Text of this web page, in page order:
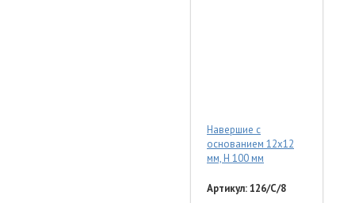
Навершие с
основанием 12х12
мм, Н 100 мм
Артикул: 126/C/8